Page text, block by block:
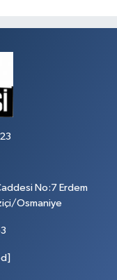
No:7 Erdem
Osmaniye